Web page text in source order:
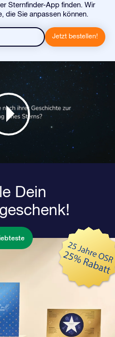
Sternfinder-App finden. Wir
die Sie anpassen können.
Jetzt bestellen!
Dein